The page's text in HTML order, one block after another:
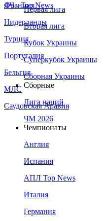
Франция
Нидерланды
Турция
Португалия
Бельгия
МЛС
Саудовская Аравия
ЛЧ - Top News
Первая лига
Вторая лига
Кубок Украины
Суперкубок Украины
Сборная Украины
Сборные
Лига наций
ЧМ 2026
Чемпионаты
Англия
Испания
АПЛ Top News
Италия
Германия